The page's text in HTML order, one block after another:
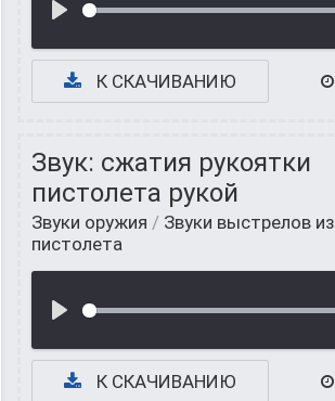
К СКАЧИВАНИЮ
Звук: сжатия рукоятки
пистолета рукой
Звуки оружия / Звуки выстрелов из
пистолета
К СКАЧИВАНИЮ